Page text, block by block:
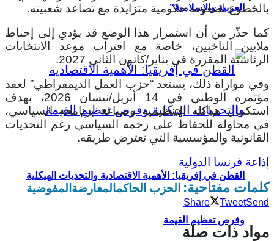
العربية والإسلامية”
القطن في إفريقيا: الأهمية الاقتصادية والتحديات الهيكلية
وفرص تعظيم القيمة
بالخضوع لضغوط حكومية متزايدة مع تصاعد شعبيته.
كما حذّر من أن استمرار هذا الوضع قد يؤدي إلى إحباط
ملايين الناخبين، خاصة مع اقتراب موعد الانتخابات
الرئاسية المقررة في يناير/كانون الثاني 2027.
وفي موازاة ذلك، يستعد “حزب العمل الديمقراطي” لعقد
مؤتمره الوطني في 14 أبريل/نيسان 2026، بهدف
استكمال هياكله التنظيمية وصياغة برنامجه السياسي،
في محاولة للحفاظ على زخمه السياسي رغم التحديات
القانونية والمؤسسية التي تعترض طريقه.
إذاعة فرنسا الدولية
كلمات مفتاحية: الحزب الحاكمالمعارضة المفوضية
Share TweetSend
مواد ذات صلة